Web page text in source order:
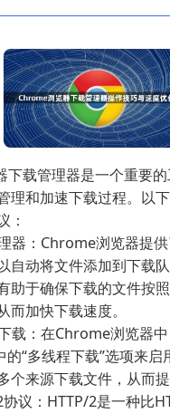
下载管理器是一个重要
理和加速下载过程。以
：
器：Chrome浏览器提
自动将文件添加到下载
助于确保下载的文件按
而加快下载速度。
载：在Chrome浏览器
的“多线程下载”选项来
个来源下载文件，从而提
议：HTTP/2是一种比